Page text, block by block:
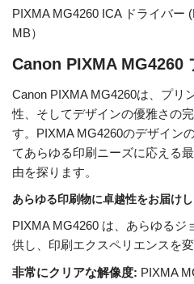
PIXMA MG4260 ICA ドライバー
MB）
Canon PIXMA MG4260
Canon PIXMA MG4260は、プリ
性、そしてデザインの優雅さの
す。PIXMA MG4260のデザイン
てあらゆる印刷ニーズに応える
由を探ります。
あらゆる印刷物に卓越性をお届け
PIXMA MG4260 は、あらゆるジ
供し、印刷エクスペリエンスを変
非常にクリアな解像度: PIXMA